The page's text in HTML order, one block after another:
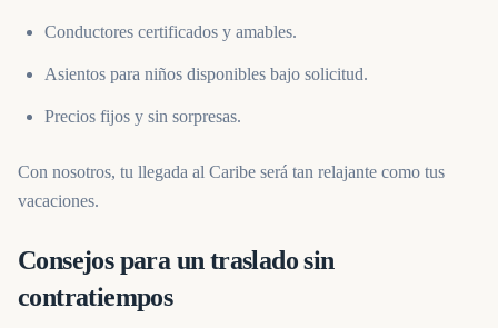
Conductores certificados y amables.
Asientos para niños disponibles bajo solicitud.
Precios fijos y sin sorpresas.
Con nosotros, tu llegada al Caribe será tan relajante como tus
vacaciones.
Consejos para un traslado sin
contratiempos